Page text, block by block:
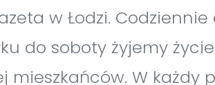
w Łodzi. Codziennie
do soboty żyjemy
mieszkańców. W każdy